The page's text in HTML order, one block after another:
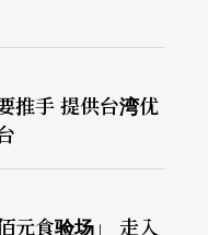
推手 提供台湾优
元食验场」 走入